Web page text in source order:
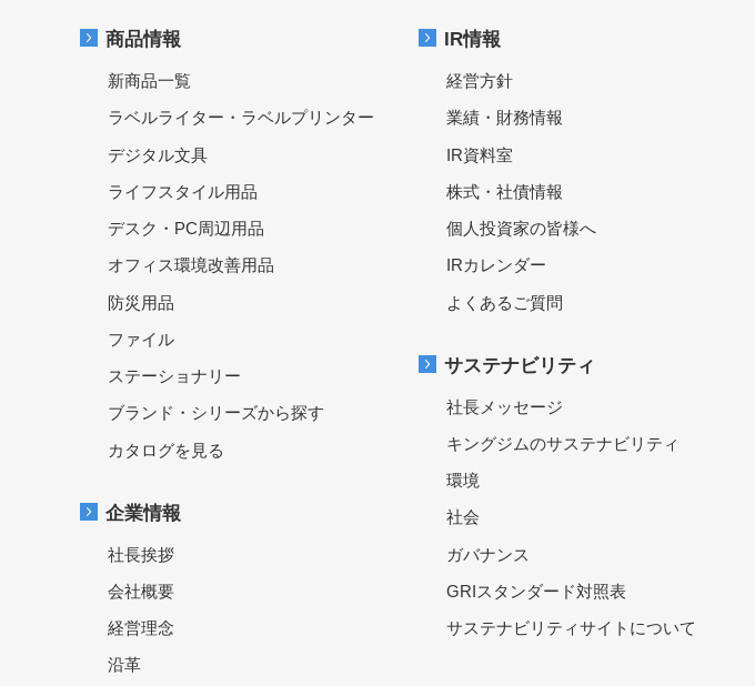
商品情報
新商品一覧
ラベルライター・ラベルプリンター
デジタル文具
ライフスタイル用品
デスク・PC周辺用品
オフィス環境改善用品
防災用品
ファイル
ステーショナリー
ブランド・シリーズから探す
カタログを見る
企業情報
社長挨拶
会社概要
経営理念
沿革
IR情報
経営方針
業績・財務情報
IR資料室
株式・社債情報
個人投資家の皆様へ
IRカレンダー
よくあるご質問
サステナビリティ
社長メッセージ
キングジムのサステナビリティ
環境
社会
ガバナンス
GRIスタンダード対照表
サステナビリティサイトについて